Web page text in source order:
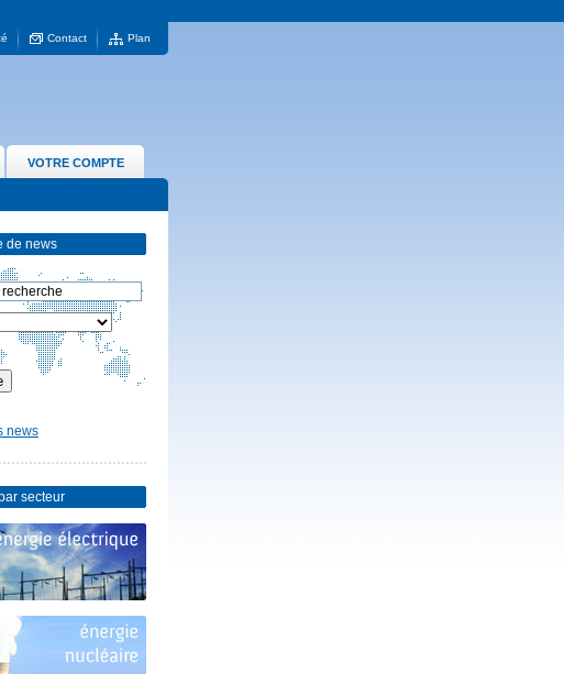
Contact Plan
VOTRE COMPTE
de news
news
secteur